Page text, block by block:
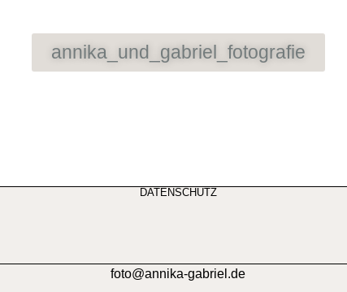
annika_und_gabriel_fotografie
DATENSCHUTZ
foto@annika-gabriel.de